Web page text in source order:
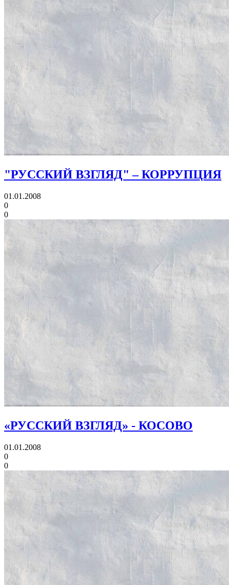
"РУССКИЙ ВЗГЛЯД" – КОРРУПЦИЯ
01.01.2008
0
0
«РУССКИЙ ВЗГЛЯД» - КОСОВО
01.01.2008
0
0